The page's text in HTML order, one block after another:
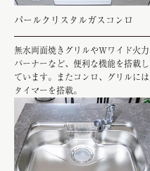
パールクリスタルガスコンロ
無水両面焼きグリルやWワイド火力
バーナーなど、便利な機能を搭載し
ています。またコンロ、グリルには
タイマーを搭載。